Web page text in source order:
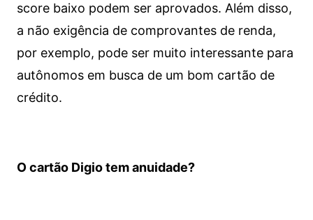
score baixo podem ser aprovados. Além disso,
a não exigência de comprovantes de renda,
por exemplo, pode ser muito interessante para
autônomos em busca de um bom cartão de
crédito.
O cartão Digio tem anuidade?